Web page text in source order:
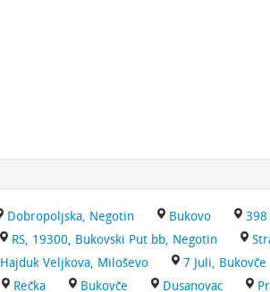
Dobropoljska, Negotin Bukovo
RS, 19300, Bukovski Put bb, Negotin
Hajduk Veljkova, Miloševo 7 Juli, Bukovče
Rečka Bukovče Dusanovac